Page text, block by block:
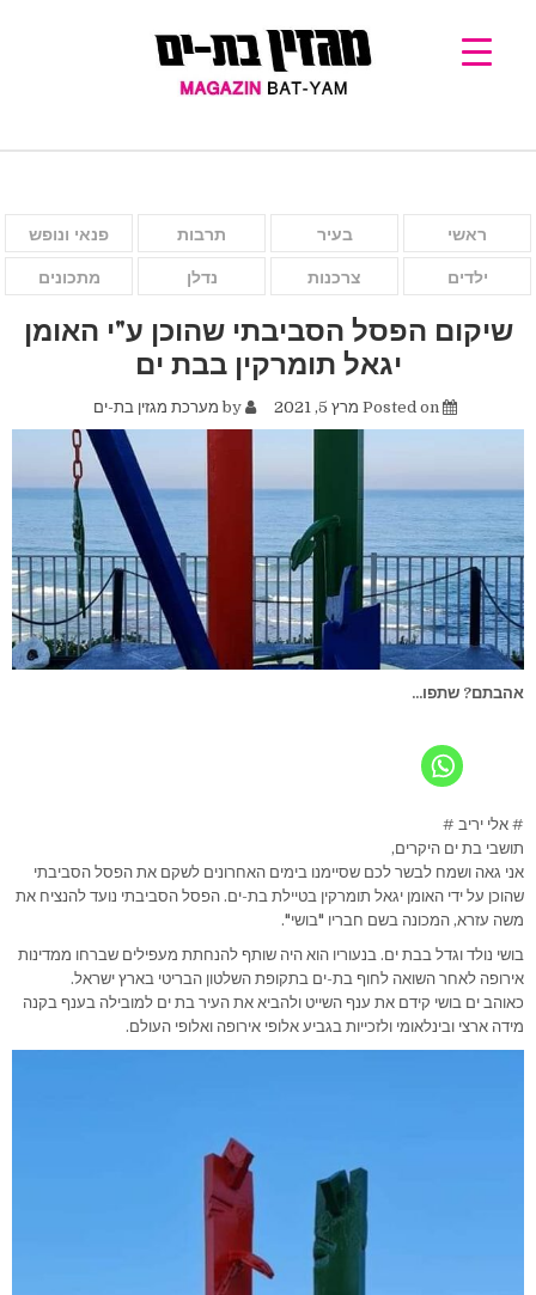
ראשי בעיר תרבות פנאי ונופש
ילדים צרכנות נדלן מתכונים
שיקום הפסל הסביבתי שהוכן ע"י האומן
יגאל תומרקין בבת ים
מרץ 5, 2021 מערכת מגזין בת-ים
אהבתם? שתפו...
# אלי יריב #
תושבי בת ים היקרים,
אני גאה ושמח לבשר לכם שסיימנו בימים האחרונים לשקם את הפסל הסביבתי
שהוכן על ידי האומן יגאל תומרקין בטיילת בת-ים. הפסל הסביבתי נועד להנציח את
משה עזרא, המכונה בשם חבריו "בושי".
בושי נולד וגדל בבת ים. בנעוריו הוא היה שותף להנחתת מעפילים שברחו ממדינות
אירופה לאחר השואה לחוף בת-ים בתקופת השלטון הבריטי בארץ ישראל.
כאוהב ים בושי קידם את ענף השייט ולהביא את העיר בת ים למובילה בענף בקנה
מידה ארצי ובינלאומי ולזכייות בגביע אלופי אירופה ואלופי העולם.